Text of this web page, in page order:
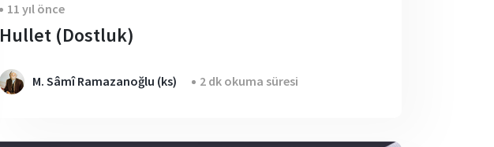
11 yıl önce
Hullet (Dostluk)
M. Sâmî Ramazanoğlu (ks) 2 dk okuma süresi